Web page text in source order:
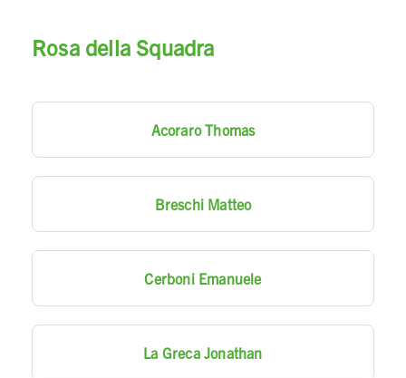
Rosa della Squadra
Acoraro Thomas
Breschi Matteo
Cerboni Emanuele
La Greca Jonathan